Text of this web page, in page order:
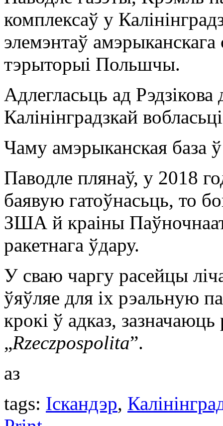
комплексаў у
элемэнтаў
тэрыторыі Польшчы.
Адлегласьць ад
Калінінградзкай
Чаму амэрыканская база
Паводле плянаў, у 2018
баявую гатоўнасьць, то
ЗША й краіны
ракетнага ўдару.
У сваю чаргу расейцы
ўяўляе для іх рэальную
крокі ў адказ,
„Rzeczpospolita”.
аз
tags: Іскандэр,